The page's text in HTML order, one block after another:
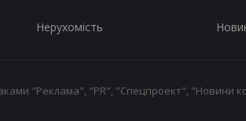
Нерухомість
"Реклама", "PR", "Спецпроект", "Новини